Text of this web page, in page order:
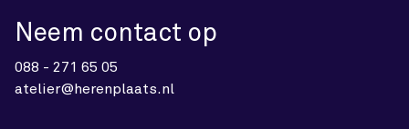
Neem contact op
088 - 271 65 05
atelier@herenplaats.nl